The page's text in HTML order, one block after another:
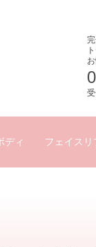
ディ フェイスリ